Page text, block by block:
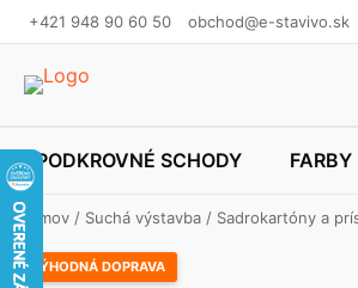
+421 948 90 60 50 obchod@e-stavivo.sk
PODKROVNÉ SCHODY FARBY
Domov / Suchá výstavba / Sadrokartóny a
VÝHODNÁ DOPRAVA